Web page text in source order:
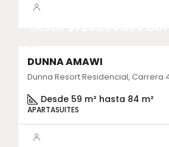
DUNNA AMAWI
Desde 59 m² hasta 84 m²
APARTASUITES